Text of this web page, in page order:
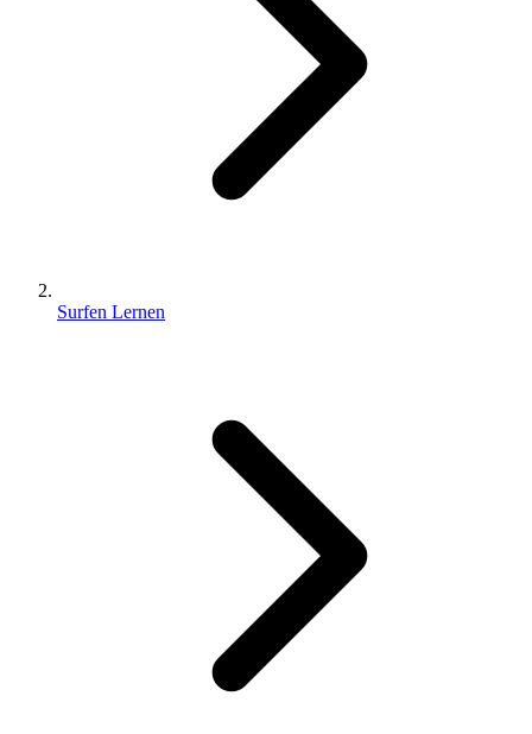
Surfen Lernen